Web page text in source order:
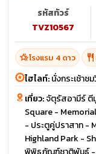
รหัสทัวร์
TVZ10567
hotel_classโรงแรม 4 ดาว restaurant
ไฮไลท์:นั่งกระเช้าช
เที่ยว:จัตุรัสอามีร์ ตี
Square -
- ประตูคู่ปราสาท -
Highland Park -